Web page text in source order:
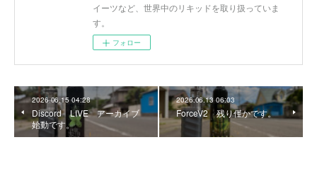
イーツなど、世界中のリキッドを取り扱っていま
す。
フォロー
2026.06.15 04:28
Discord LIVE アーカイブ
始動です。
2026.06.13 06:03
ForceV2 残り僅かです。